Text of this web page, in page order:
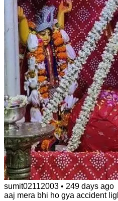
sumit02112003 • 249 days ago
aaj mera bhi ho gya accident